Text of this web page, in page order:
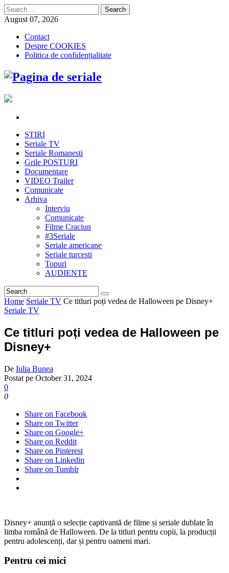
Search
for:
August 07, 2026
Contact
Despre COOKIES
Politica de confidențialitate
STIRI
Seriale TV
Seriale Romanesti
Grile POSTURI
Documentare
VIDEO Trailer
Comunicate
Arhiva
Interviu
Comunicate
Filme Craciun
#3Seriale
Seriale americane
Seriale turcesti
Topuri
AUDIENTE
Home Seriale TV Ce titluri poți vedea de Halloween pe Disney+
Seriale TV
Ce titluri poți vedea de Halloween pe
Disney+
De Iulia Bunea
Postat pe October 31, 2024
0
0
Share on Facebook
Share on Twitter
Share on Google+
Share on Reddit
Share on Pinterest
Share on Linkedin
Share on Tumblr
Disney+ anunță o selecție captivantă de filme și seriale dublate în
limba română de Halloween. De la titluri pentru copii, la producții
pentru adolescenți, dar și pentru oameni mari.
Pentru cei mici